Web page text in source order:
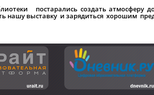
постарались создать атмосферу
нашу выставку и зарядиться хорошим